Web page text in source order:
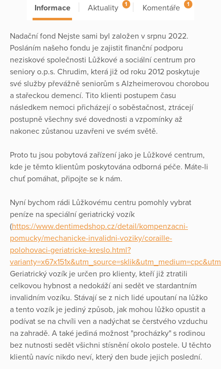
Informace Aktuality 1 Komentáře 1
Nadační fond Nejste sami byl založen v srpnu 2022.
Posláním našeho fondu je zajistit finanční podporu
neziskové společnosti Lůžkové a sociální centrum pro
seniory o.p.s. Chrudim, která již od roku 2012 poskytuje
své služby převážně seniorům s Alzheimerovou chorobou
a stařeckou demencí. Tito klienti postupem času
následkem nemoci přicházejí o soběstačnost, ztrácejí
postupně všechny své dovednosti a vzpomínky až
nakonec zůstanou uzavřeni ve svém světě.
Proto tu jsou pobytová zařízení jako je Lůžkové centrum,
kde je těmto klientům poskytována odborná péče. Máte-li
chuť pomáhat, připojte se k nám.
Nyní bychom rádi Lůžkovému centru pomohly vybrat
peníze na speciální geriatrický vozík
(https://www.dentimedshop.cz/detail/kompenzacni-
pomucky/mechanicke-invalidni-voziky/coraille-
polohovaci-geriatricke-kreslo.html?
Geriatrický vozík je určen pro klienty, kteří již ztratili
celkovou hybnost a nedokáží ani sedět ve stardantním
invalidním vozíku. Stávají se z nich lidé upoutaní na lůžko
a tento vozík je jediný způsob, jak mohou lůžko opustit a
podívat se na chvíli ven a nadýchat se čerstvého vzduchu
na zahradě. A také jediná možnost "procházky" s rodinou
bez nutnosti sedět všichni stísnění okolo postele. U těchto
klientů navíc nikdo neví, který den bude jejich poslední.